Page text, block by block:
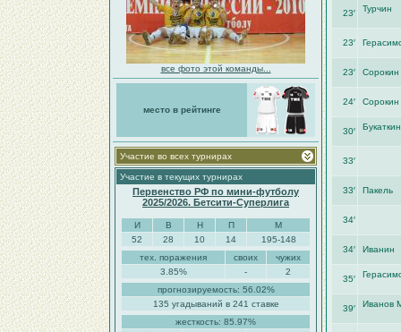
все фото этой команды...
место в рейтинге
Участие во всех турнирах
Участие в текущих турнирах
Первенство РФ по мини-футболу
2025/2026. Бетсити-Суперлига
И В Н П
М
52
28 10 14
195-148
тех. поражения
своих
чужих
3.85%
-
2
прогнозируемость: 56.02%
135 угадываний в 241 ставке
жесткость: 85.97%
23′ Турчин
23′
23′
24′
30′ Букаткин
33′
33′ Пакель
34′
34′ Иванин
35′
39′ Иванов